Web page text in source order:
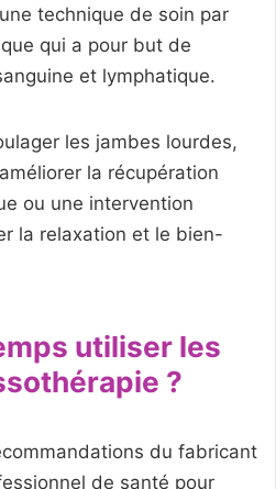
technique de soin par
qui a pour but de
et lymphatique.
les jambes lourdes,
la récupération
ou une intervention
la relaxation et le bien-
utiliser les
?
du fabricant
de santé pour